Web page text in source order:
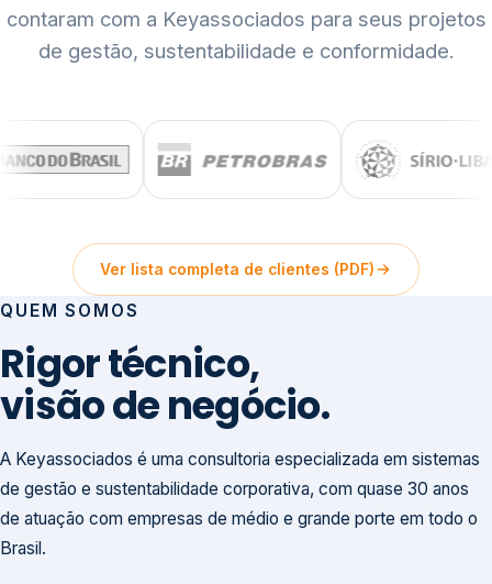
contaram com a Keyassociados para seus projetos
de gestão, sustentabilidade e conformidade.
Ver lista completa de clientes (PDF)
QUEM SOMOS
Rigor técnico,
visão de negócio.
A Keyassociados é uma consultoria especializada em sistemas
de gestão e sustentabilidade corporativa, com quase 30 anos
de atuação com empresas de médio e grande porte em todo o
Brasil.